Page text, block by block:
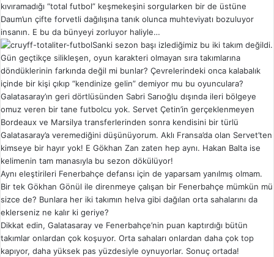
kıvıramadığı “total futbol” keşmekeşini sorgularken bir de üstüne
Daum’un çifte forvetli dağılışına tanık olunca muhteviyatı bozuluyor
insanın. E bu da bünyeyi zorluyor haliyle…
Sanki sezon başı izlediğimiz bu iki takım değildi.
Gün geçtikçe silikleşen, oyun karakteri olmayan sıra takımlarına
döndüklerinin farkında değil mi bunlar? Çevrelerindeki onca kalabalık
içinde bir kişi çıkıp “kendinize gelin” demiyor mu bu oyunculara?
Galatasaray’ın geri dörtlüsünden Sabri Sarıoğlu dışında ileri bölgeye
omuz veren bir tane futbolcu yok. Servet Çetin’in gerçeklenmeyen
Bordeaux ve Marsilya transferlerinden sonra kendisini bir türlü
Galatasaray’a veremediğini düşünüyorum. Aklı Fransa’da olan Servet’ten
kimseye bir hayır yok! E Gökhan Zan zaten hep aynı. Hakan Balta ise
kelimenin tam manasıyla bu sezon dökülüyor!
Aynı eleştirileri Fenerbahçe defansı için de yaparsam yanılmış olmam.
Bir tek Gökhan Gönül ile direnmeye çalışan bir Fenerbahçe mümkün mü
sizce de? Bunlara her iki takımın helva gibi dağılan orta sahalarını da
eklerseniz ne kalır ki geriye?
Dikkat edin, Galatasaray ve Fenerbahçe’nin puan kaptırdığı bütün
takımlar onlardan çok koşuyor. Orta sahaları onlardan daha çok top
kapıyor, daha yüksek pas yüzdesiyle oynuyorlar. Sonuç ortada!